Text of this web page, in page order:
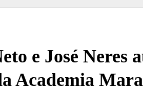
e José Neres
Academia